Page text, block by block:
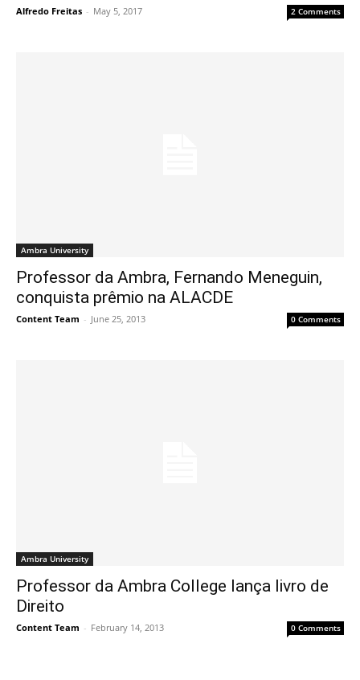
Alfredo Freitas - May 5, 2017 2 Comments
Ambra University
Professor da Ambra, Fernando Meneguin,
conquista prêmio na ALACDE
Content Team - June 25, 2013 0 Comments
Ambra University
Professor da Ambra College lança livro de
Direito
Content Team - February 14, 2013 0 Comments